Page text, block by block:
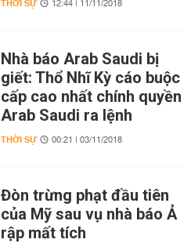
THỜI SỰ 12:44 | 11/11/2018
Nhà báo Arab Saudi bị
giết: Thổ Nhĩ Kỳ cáo buộc
cấp cao nhất chính quyền
Arab Saudi ra lệnh
THỜI SỰ 00:21 | 03/11/2018
Đòn trừng phạt đầu tiên
của Mỹ sau vụ nhà báo Ả
rập mất tích